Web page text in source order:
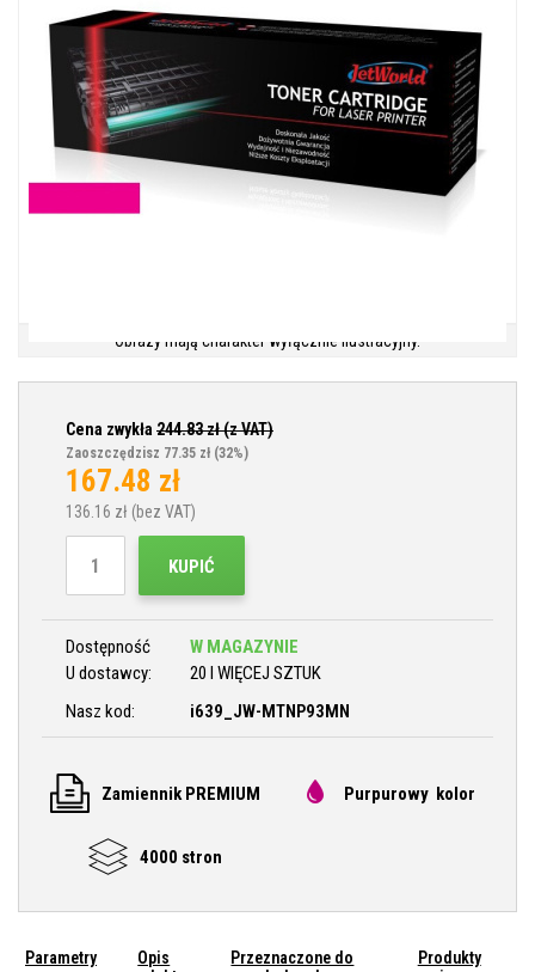
Obrazy mają charakter wyłącznie ilustracyjny.
Cena zwykła 244.83zł (z VAT)
Zaoszczędzisz 77.35 zł (32%)
167.48 zł
136.16 zł (bez VAT)
KUPIĆ
Dostępność
W MAGAZYNIE
U dostawcy:
20 I WIĘCEJ SZTUK
Nasz kod:
i639_JW-MTNP93MN
Zamiennik PREMIUM Purpurowy kolor
4000 stron
Parametry
Opis
Przeznaczone do
Produkty